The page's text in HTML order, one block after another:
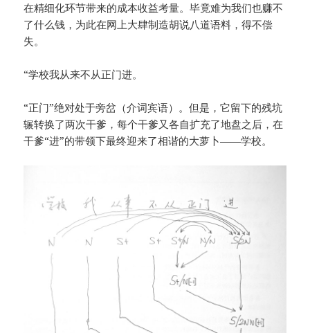
在精细化环节带来的成本收益考量。毕竟难为我们也赚不
了什么钱，为此在网上大肆制造胡说八道语料，得不偿
失。
“学校我从来不从正门进。
“正门”绝对处于旁岔（介词宾语）。但是，它留下的残坑
辗转换了两次干爹，每个干爹又各自扩充了地盘之后，在
干爹“进”的带领下最终迎来了相谐的大萝卜——学校。